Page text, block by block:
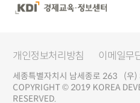
개인정보처리방침 이메일무
세종특별자치시 남세종로 263 (
COPYRIGHT © 2019 KOREA
RESERVED.